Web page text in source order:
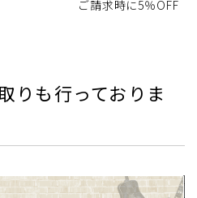
ご請求時に5％OFF
りも行っておりま